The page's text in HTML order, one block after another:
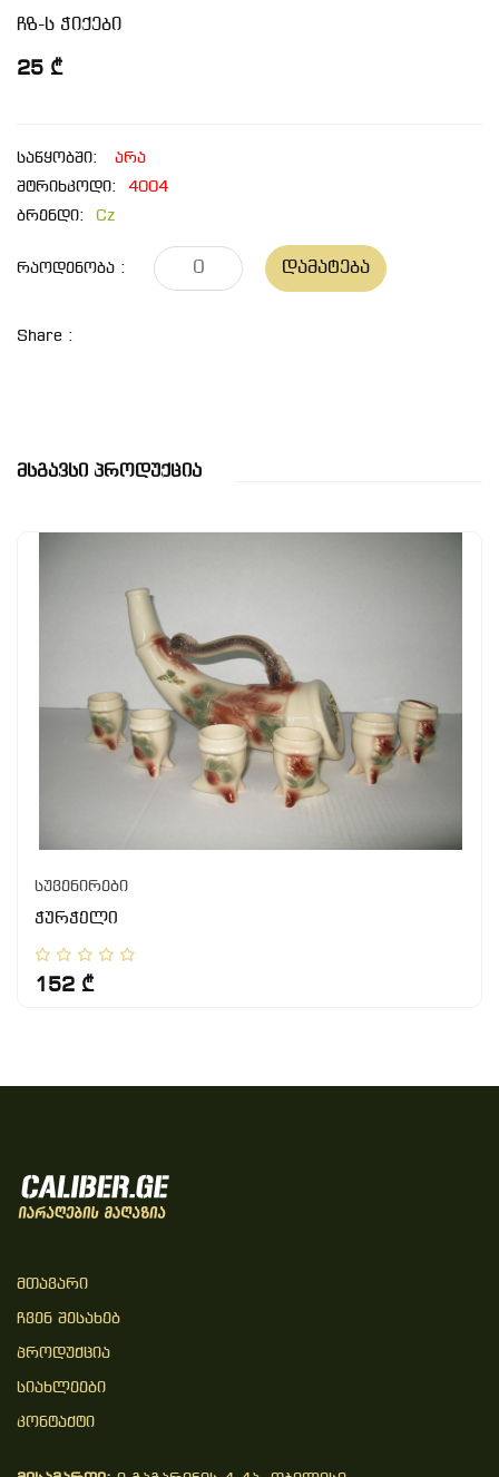
ჩზ-ს ჭიქები
25 ₾
საწყობში:
არა
შტრიხკოდი:
4004
ბრენდი:
Cz
Რაოდენობა : Დამატება
Share :
Მსგავსი Პროდუქცია
სუვენირები
ჭურჭელი
152 ₾
Მთავარი
Ჩვენ Შესახებ
Პროდუქცია
Სიახლეები
Კონტაქტი